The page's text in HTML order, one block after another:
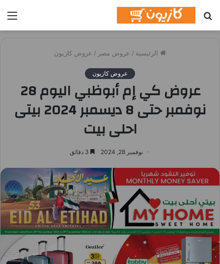
عن
الرئيسية / عروض مصر / عروض كازيون
عروض كازيون
عروض كي إم أبوظبي اليوم 28
نوفمبر حتى 8 ديسمبر 2024 بيتى
احلى بيت
نوفمبر 28, 2024